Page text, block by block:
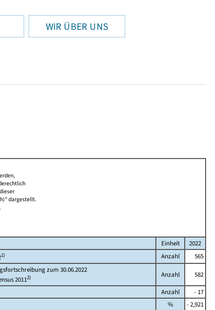
WIR ÜBER UNS
dargestellt.
Einheit
2022
1) Anzahl
565
zum 30.06.2022
20112) Anzahl 582
Anzahl
- 17
%
- 2,921